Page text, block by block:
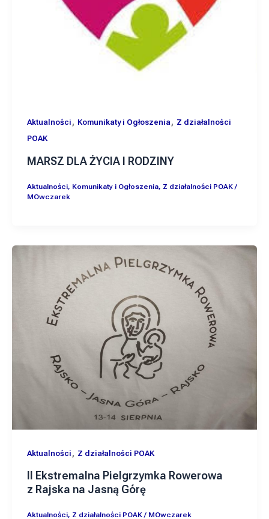
Aktualności , Komunikaty i Ogłoszenia, Z działalności
POAK
MARSZ DLA ŻYCIA I RODZINY
Aktualności, Komunikaty i Ogłoszenia, Z działalności POAK/
MOwczarek
Aktualności , Z działalności POAK
II Ekstremalna Pielgrzymka Rowerowa
z Rajska na Jasną Górę
Aktualności, Z działalności POAK/ MOwczarek